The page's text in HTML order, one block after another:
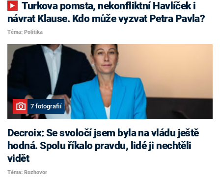
Turkova pomsta, nekonfliktní Havlíček i
návrat Klause. Kdo může vyzvat Petra Pavla?
Téma: Politika
7 fotografií
Decroix: Se svoločí jsem byla na vládu ještě
hodná. Spolu říkalo pravdu, lidé ji nechtěli
vidět
Téma: Rozhovor